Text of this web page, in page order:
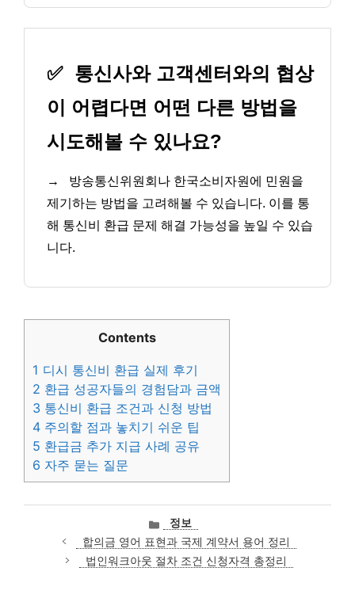
✅ 통신사와 고객센터와의 협상
이 어렵다면 어떤 다른 방법을
시도해볼 수 있나요?
→
방송통신위원회나 한국소비자원에 민원을
제기하는 방법을 고려해볼 수 있습니다. 이를 통
해 통신비 환급 문제 해결 가능성을 높일 수 있습
니다.
Contents
1 디시 통신비 환급 실제 후기
2 환급 성공자들의 경험담과 금액
3 통신비 환급 조건과 신청 방법
4 주의할 점과 놓치기 쉬운 팁
5 환급금 추가 지급 사례 공유
6 자주 묻는 질문
카
테
고
리
정보
합의금 영어 표현과 국제 계약서 용어 정리
법인워크아웃 절차 조건 신청자격 총정리